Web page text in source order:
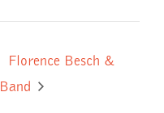
Florence Besch &
Band